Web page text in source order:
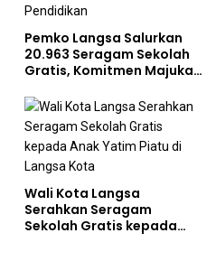
Pemko Langsa Salurkan
20.963 Seragam Sekolah
Gratis, Komitmen Majukan
Wali Kota Langsa
Serahkan Seragam
Sekolah Gratis kepada